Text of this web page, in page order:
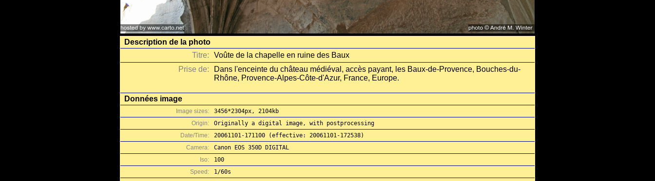
Description de la photo
Titre:
Voûte de la chapelle en ruine des Baux
Prise de:
Dans l'enceinte du château médiéval, accès payant, les Baux-de-Provence, Bouches-du-
Rhône, Provence-Alpes-Côte-d'Azur, France, Europe.
Données image
Image sizes:
3456*2304px, 2104kb
Origin:
Originally a digital image, with postprocessing
Date/Time:
20061101-171100 (effective: 20061101-172538)
Camera:
Canon EOS 350D DIGITAL
Iso:
100
Speed:
1/60s